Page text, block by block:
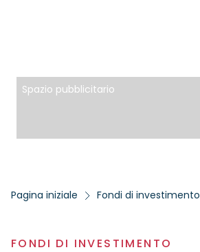
Spazio pubblicitario
Pagina iniziale Fondi di investimento
FONDI DI INVESTIMENTO